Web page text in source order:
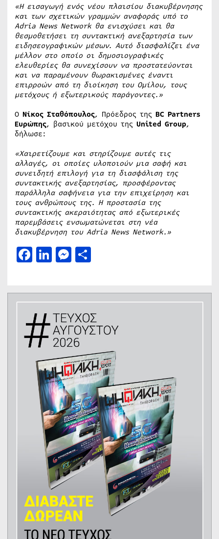
«Η εισαγωγή ενός νέου πλαισίου διακυβέρνησης
και των σχετικών γραμμών αναφοράς υπό το
Adria News Network θα ενισχύσει και θα
θεσμοθετήσει τη συντακτική ανεξαρτησία των
ειδησεογραφικών μέσων. Αυτό διασφαλίζει ένα
μέλλον στο οποίο οι δημοσιογραφικές
ελευθερίες θα συνεχίσουν να προστατεύονται
και να παραμένουν θωρακισμένες έναντι
επιρροών από τη διοίκηση του Ομίλου, τους
μετόχους ή εξωτερικούς παράγοντες.»
Ο Νίκος Σταθόπουλος, Πρόεδρος της BC Partners
Ευρώπης, βασικού μετόχου της United Group,
δήλωσε:
«Χαιρετίζουμε και στηρίζουμε αυτές τις
αλλαγές, οι οποίες υλοποιούν μια σαφή και
συνειδητή επιλογή για τη διασφάλιση της
συντακτικής ανεξαρτησίας, προσφέροντας
παράλληλα σαφήνεια για την επιχείρηση και
τους ανθρώπους της. Η προστασία της
συντακτικής ακεραιότητας από εξωτερικές
παρεμβάσεις ενσωματώνεται στη νέα
διακυβέρνηση του Adria News Network.»
Facebook
LinkedIn
Messenger